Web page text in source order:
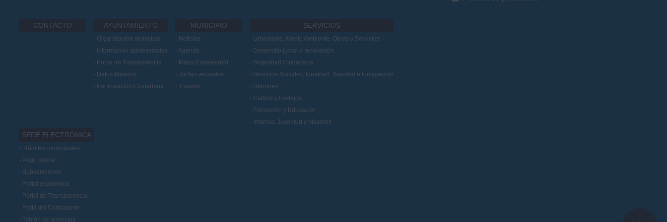
CONTACTO AYUNTAMIENTO
Organización municipal
Información administrativa
Portal de Transparencia
Datos Abiertos
Participación Ciudadana
MUNICIPIO
Noticias
Agenda
Mapa Empresarial
Juntas vecinales
Turismo
SERVICIOS
Urbanismo, Medio Ambiente, Obras y Servicios
Desarrollo Local e Innovación
Seguridad Ciudadana
Servicios Sociales, Igualdad, Sanidad e Inmigración
Deportes
Cultura y Festejos
Formación y Educación
Infancia, Juventud y Mayores
SEDE ELECTRÓNICA
Trámites municipales
Pago online
Subvenciones
Portal económico
Portal de Transparencia
Perfil del Contratante
Tablón de anuncios